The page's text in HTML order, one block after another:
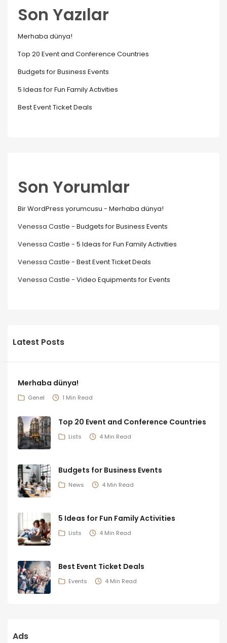
Son Yazılar
Merhaba dünya!
Top 20 Event and Conference Countries
Budgets for Business Events
5 Ideas for Fun Family Activities
Best Event Ticket Deals
Son Yorumlar
Bir WordPress yorumcusu - Merhaba dünya!
Venessa Castle - Budgets for Business Events
Venessa Castle - 5 Ideas for Fun Family Activities
Venessa Castle - Best Event Ticket Deals
Venessa Castle - Video Equipments for Events
Latest Posts
Merhaba dünya!
Genel 1 Min Read
Top 20 Event and Conference Countries
Lists 4 Min Read
Budgets for Business Events
News 4 Min Read
5 Ideas for Fun Family Activities
Lists 4 Min Read
Best Event Ticket Deals
Events 4 Min Read
Ads